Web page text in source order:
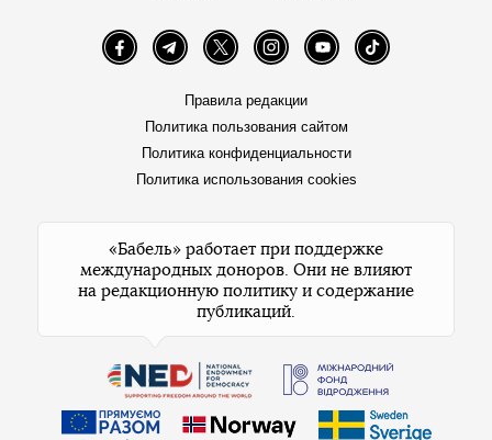
FacebookTelegramTwitter InstagramYouTube TikTok
Правила редакции
Политика пользования сайтом
Политика конфиденциальности
Политика использования cookies
«Бабель» работает при поддержке
международных доноров. Они не влияют
на редакционную политику и содержание
публикаций.